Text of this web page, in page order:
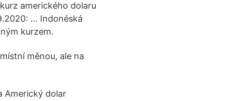
amerického dolaru
… Indonéská
kurzem.
měnou, ale na
Americký dolar